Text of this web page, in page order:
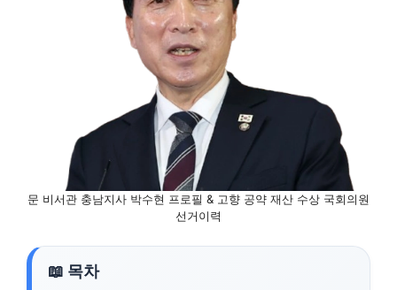
문 비서관 충남지사 박수현 프로필 & 고향 공약 재산 수상 국회의원
선거이력